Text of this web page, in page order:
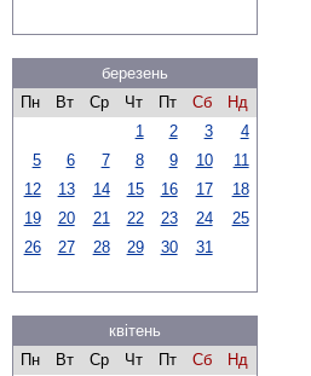
березень
Пн
Вт Ср Чт Пт Сб
Нд
1
2 3
4
5
6 7 8 9 10
11
12
13 14 15 16 17
18
19
20 21 22 23 24
25
26
27 28 29 30 31
квітень
Пн
Вт Ср Чт Пт Сб
Нд